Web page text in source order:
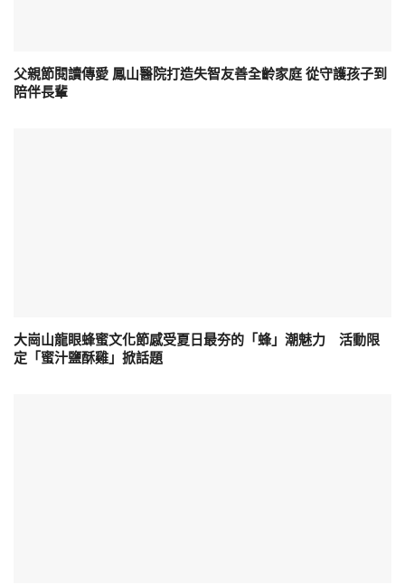
父親節閱讀傳愛 鳳山醫院打造失智友善全齡家庭 從守護孩子到
陪伴長輩
大崗山龍眼蜂蜜文化節感受夏日最夯的「蜂」潮魅力 活動限
定「蜜汁鹽酥雞」掀話題